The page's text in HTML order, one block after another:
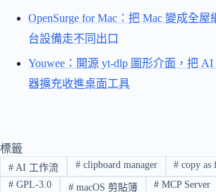
OpenSurge for Mac：把 Mac 變成全
台設備走不同出口
Youwee：開源 yt-dlp 圖形介面，把
器擴充收進桌面工具
標籤
#AI 工作流 #clipboard manager # copy as
#GPL-3.0 #macOS 剪貼簿 # MCP Server